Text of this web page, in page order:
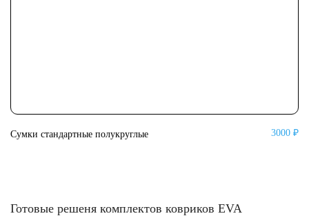
Сумки стандартные полукруглые 3000 ₽
Готовые решеня комплектов ковриков EVA